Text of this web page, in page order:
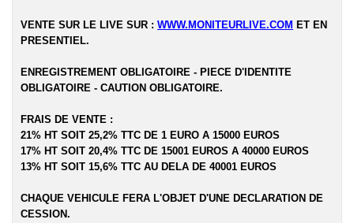
VENTE SUR LE LIVE SUR : WWW.MONITEURLIVE.COM ET EN
PRESENTIEL.
ENREGISTREMENT OBLIGATOIRE - PIECE D'IDENTITE
OBLIGATOIRE - CAUTION OBLIGATOIRE.
FRAIS DE VENTE :
21% HT SOIT 25,2% TTC DE 1 EURO A 15000 EUROS
17% HT SOIT 20,4% TTC DE 15001 EUROS A 40000 EUROS
13% HT SOIT 15,6% TTC AU DELA DE 40001 EUROS
CHAQUE VEHICULE FERA L'OBJET D'UNE DECLARATION DE
CESSION.